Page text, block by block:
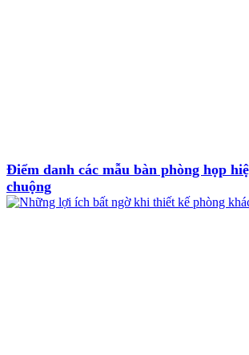
Điểm danh các mẫu bàn phòng họp
chuộng